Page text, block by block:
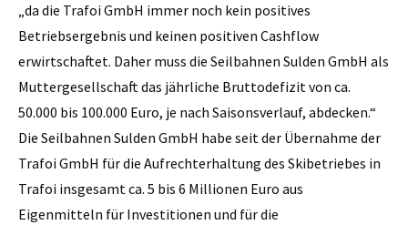
„da die Trafoi GmbH immer noch kein positives
Betriebsergebnis und keinen positiven Cashflow
erwirtschaftet. Daher muss die Seilbahnen Sulden GmbH als
Muttergesellschaft das jährliche Bruttodefizit von ca.
50.000 bis 100.000 Euro, je nach Saisonsverlauf, abdecken.“
Die Seilbahnen Sulden GmbH habe seit der Übernahme der
Trafoi GmbH für die Aufrechterhaltung des Skibetriebes in
Trafoi insgesamt ca. 5 bis 6 Millionen Euro aus
Eigenmitteln für Investitionen und für die